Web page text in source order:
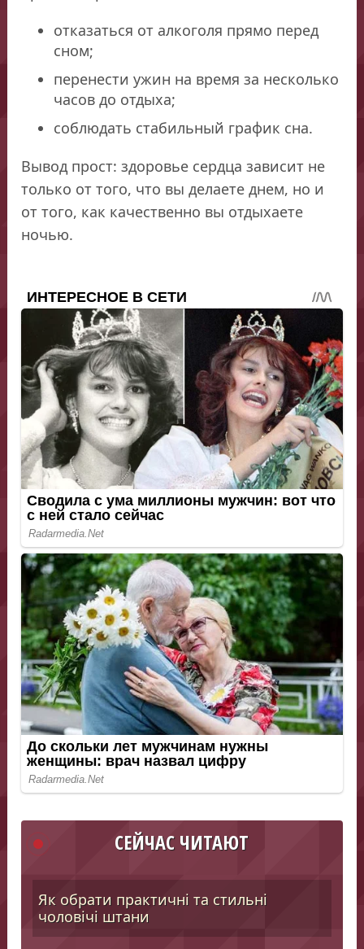
отказаться от алкоголя прямо перед
сном;
перенести ужин на время за несколько
часов до отдыха;
соблюдать стабильный график сна.
Вывод прост: здоровье сердца зависит не
только от того, что вы делаете днем, но и
от того, как качественно вы отдыхаете
ночью.
СЕЙЧАС ЧИТАЮТ
Як обрати практичні та стильні
чоловічі штани